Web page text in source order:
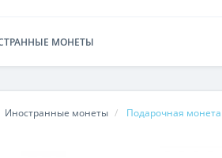
МОНЕТЫ
Иностранные монеты Подарочная